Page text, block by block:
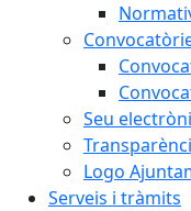
Seu
Logo
Serveis i tràmits